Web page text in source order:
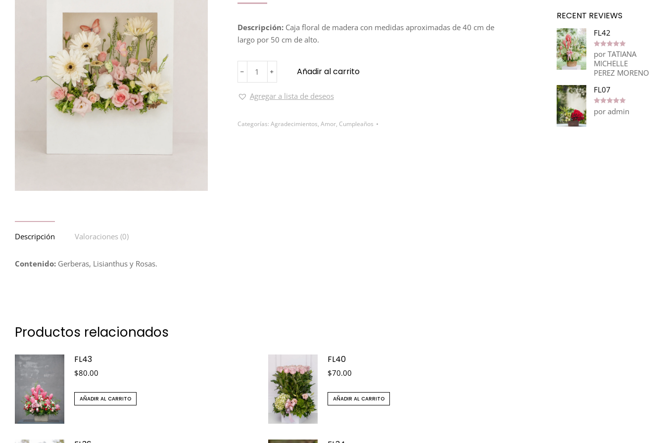
Descripción: Caja floral de madera con medidas aproximadas de 40 cm de
largo por 50 cm de alto.
﹣ ﹢ Añadir al carrito
Agregar a lista de deseos
Categorías: Agradecimientos, Amor, Cumpleaños
Descripción Valoraciones (0)
Contenido: Gerberas, Lisianthus y Rosas.
Productos relacionados
FL43
$80.00
AÑADIR AL CARRITO
FL40
$70.00
AÑADIR AL CARRITO
RECENT REVIEWS
FL42
Valorado en
5
por TATIANA
MICHELLE
PEREZ MORENO
FL07
Valorado en
5
por admin